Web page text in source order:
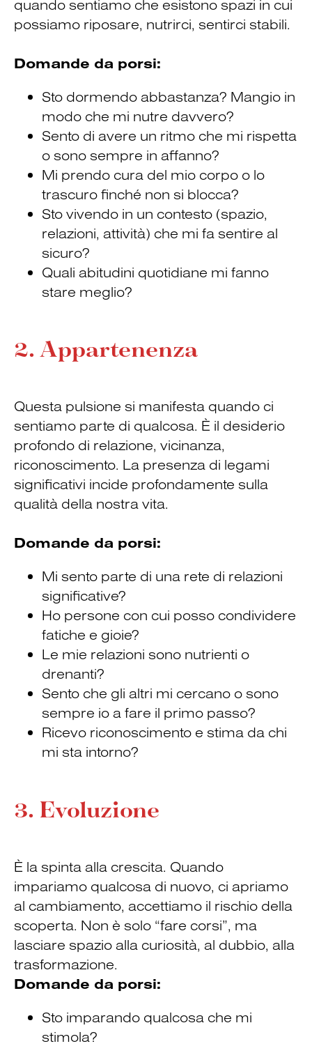
quando sentiamo che esistono spazi in cui
possiamo riposare, nutrirci, sentirci stabili.
Domande da porsi:
Sto dormendo abbastanza? Mangio in
modo che mi nutre davvero?
Sento di avere un ritmo che mi rispetta
o sono sempre in affanno?
Mi prendo cura del mio corpo o lo
trascuro finché non si blocca?
Sto vivendo in un contesto (spazio,
relazioni, attività) che mi fa sentire al
sicuro?
Quali abitudini quotidiane mi fanno
stare meglio?
2. Appartenenza
Questa pulsione si manifesta quando ci
sentiamo parte di qualcosa. È il desiderio
profondo di relazione, vicinanza,
riconoscimento. La presenza di legami
significativi incide profondamente sulla
qualità della nostra vita.
Domande da porsi:
Mi sento parte di una rete di relazioni
significative?
Ho persone con cui posso condividere
fatiche e gioie?
Le mie relazioni sono nutrienti o
drenanti?
Sento che gli altri mi cercano o sono
sempre io a fare il primo passo?
Ricevo riconoscimento e stima da chi
mi sta intorno?
3. Evoluzione
È la spinta alla crescita. Quando
impariamo qualcosa di nuovo, ci apriamo
al cambiamento, accettiamo il rischio della
scoperta. Non è solo “fare corsi”, ma
lasciare spazio alla curiosità, al dubbio, alla
trasformazione.
Domande da porsi:
Sto imparando qualcosa che mi
stimola?